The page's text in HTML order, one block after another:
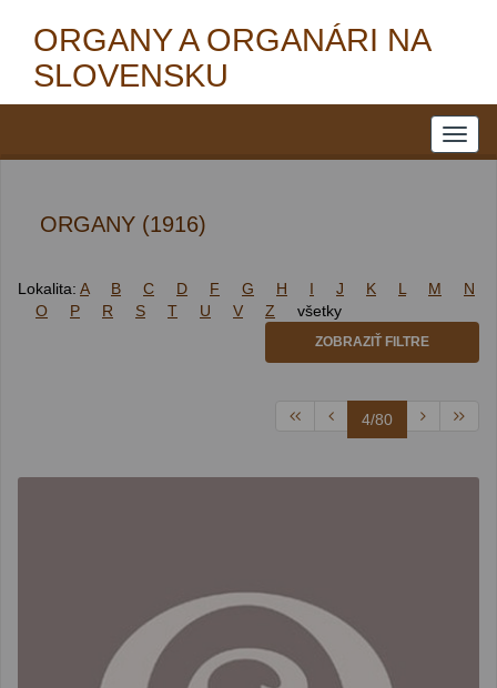
ORGANY A ORGANÁRI NA
SLOVENSKU
ORGANY (1916)
Lokalita: A B C D F G H I J K L M
N
O
P R S T U V Z všetky
ZOBRAZIŤ FILTRE
4/80